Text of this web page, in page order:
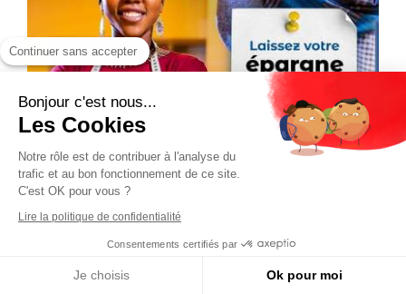
Continuer sans accepter
Bonjour c'est nous...
Les Cookies
Notre rôle est de contribuer à l'analyse du
trafic et au bon fonctionnement de ce site.
C'est OK pour vous ?
Lire la politique de confidentialité
Consentements certifiés par
Je choisis Ok pour moi